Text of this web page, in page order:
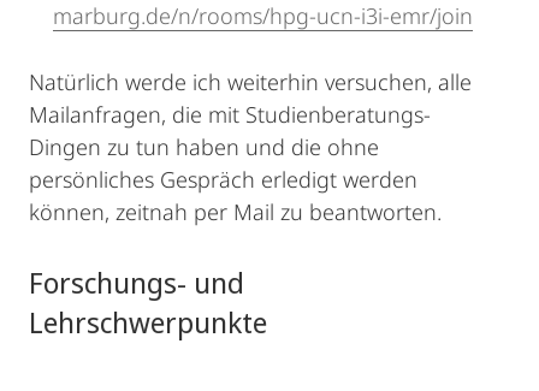
marburg.de/n/rooms/hpg-ucn-i3i-emr/join
Natürlich werde ich weiterhin versuchen, alle
Mailanfragen, die mit Studienberatungs-
Dingen zu tun haben und die ohne
persönliches Gespräch erledigt werden
können, zeitnah per Mail zu beantworten.
Forschungs- und
Lehrschwerpunkte